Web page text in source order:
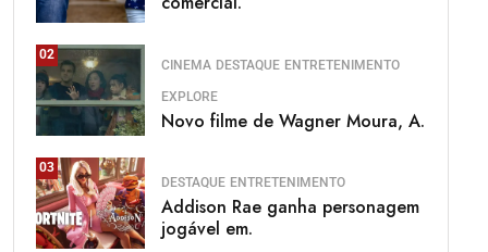
02
CINEMA DESTAQUE ENTRETENIMENTO
EXPLORE
Novo filme de Wagner Moura, A.
03
DESTAQUE ENTRETENIMENTO
Addison Rae ganha personagem
jogável em.